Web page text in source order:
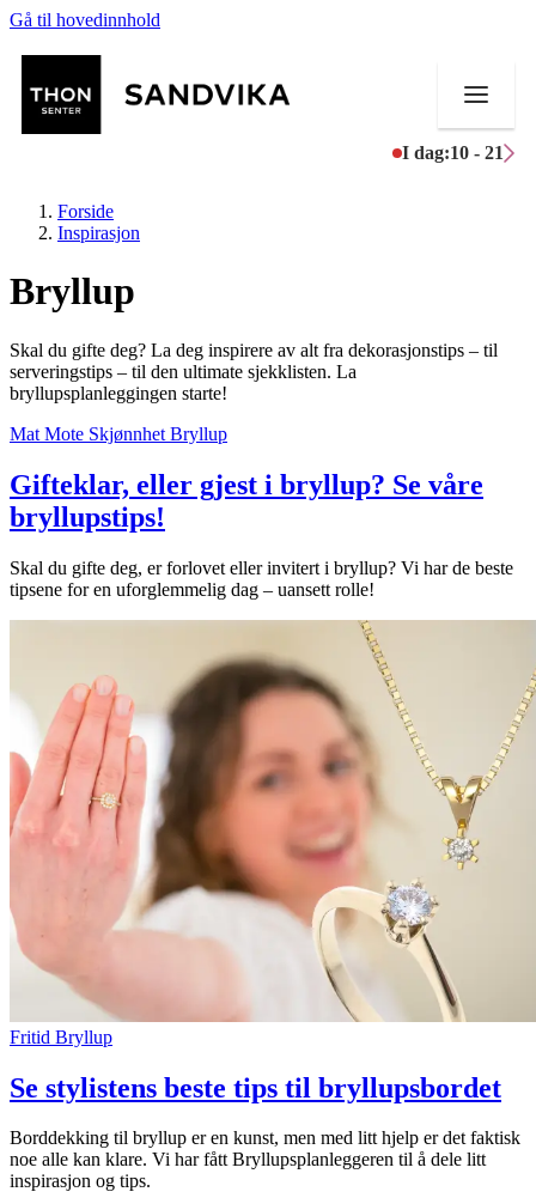
Gå til hovedinnhold
I dag:10 - 21
Butikker
Mat og drikke
Helse
Aktiviteter
Tilbud
Merker
Inspirasjon
Søk
Åpningstider
Praktisk informasjon
Ledige stillinger
Gavekort
Finn frem
Min Shopping-app
Forside
Inspirasjon
Bryllup
Skal du gifte deg? La deg inspirere av alt fra dekorasjonstips – til
serveringstips – til den ultimate sjekklisten. La
bryllupsplanleggingen starte!
Mat Mote Skjønnhet Bryllup
Gifteklar, eller gjest i bryllup? Se våre
bryllupstips!
Skal du gifte deg, er forlovet eller invitert i bryllup? Vi har de beste
tipsene for en uforglemmelig dag – uansett rolle!
Fritid Bryllup
Se stylistens beste tips til bryllupsbordet
Borddekking til bryllup er en kunst, men med litt hjelp er det faktisk
noe alle kan klare. Vi har fått Bryllupsplanleggeren til å dele litt
inspirasjon og tips.